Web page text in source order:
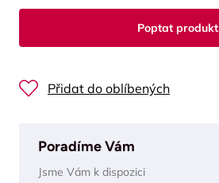
Poptat produkt
Přidat do oblíbených
Poradíme Vám
Jsme Vám k dispozici